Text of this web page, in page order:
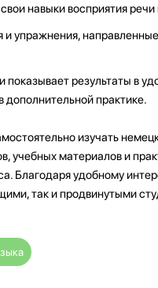
навыки восприятия речи
упражнения,
результаты в
дополнительной практике.
изучать
учебных материалов и
Благодаря удобному
так и продвинутыми